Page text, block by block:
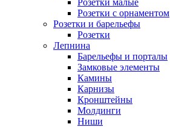
Розетки малые
Розетки с орнаментом
Розетки и барельефы
Розетки
Лепнина
Барельефы и порталы
Замковые элементы
Камины
Карнизы
Кронштейны
Молдинги
Ниши